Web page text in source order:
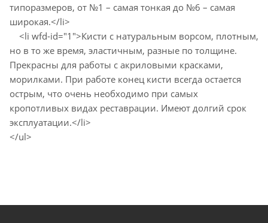
типоразмеров, от №1 – самая тонкая до №6 – самая
широкая.</li>
<li wfd-id="1">Кисти с натуральным ворсом, плотным,
но в то же время, эластичным, разные по толщине.
Прекрасны для работы с акриловыми красками,
морилками. При работе конец кисти всегда остается
острым, что очень необходимо при самых
кропотливых видах реставрации. Имеют долгий срок
эксплуатации.</li>
</ul>